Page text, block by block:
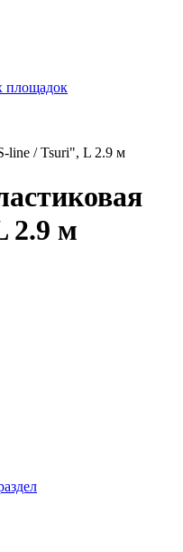
площадок
line / Tsuri", L 2.9 м
2.9 м